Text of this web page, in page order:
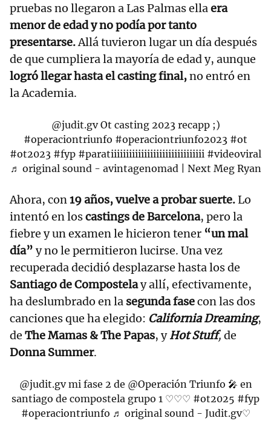
pruebas no llegaron a Las Palmas ellaera
menor de edad y no podía por tanto
presentarse.Allá tuvieron lugar un día después
de que cumpliera la mayoría de edad y, aunque
logró llegar hasta el casting final,no entró en
la Academia.
@judit.gvOt casting 2023 recapp ;)
#operaciontriunfo #operaciontriunfo2023 #ot
#ot2023 #fyp #paratiiiiiiiiiiiiiiiiiiiiiiiiiiiiiii #videoviral
♬ original sound - avintagenomad | Next Meg Ryan
Ahora, con19 años, vuelve a probar suerte.Lo
intentó en loscastings de Barcelona, pero la
fiebre y un examen le hicieron tener “un mal
día” y no le permitieron lucirse. Una vez
recuperada decidió desplazarse hasta los de
Santiago de Compostelay allí, efectivamente,
ha deslumbrado en la segunda fasecon las dos
canciones que ha elegido: California Dreaming,
de The Mamas & The Papas, yHot Stuff, de
Donna Summer.
@judit.gvmi fase 2 de @Operación Triunfo 🎤 en
santiago de compostela grupo 1 ♡♡♡ #ot2025 #fyp
#operaciontriunfo ♬ original sound - Judit.gv♡